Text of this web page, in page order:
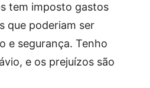
tem imposto gastos
que poderiam ser
e segurança. Tenho
e os prejuízos são